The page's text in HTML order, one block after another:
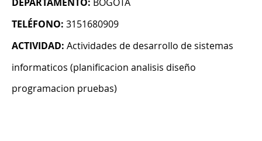
TELÉFONO: 3151680909
ACTIVIDAD: Actividades de desarrollo de sistemas
informaticos (planificacion analisis diseño
programacion pruebas)